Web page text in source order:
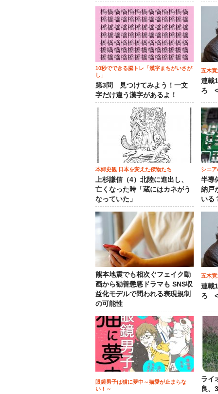
10秒でできる脳トレ「漢字まちがいさが
し」
第3問 見つけてみよう！一文
字だけ違う漢字があるよ！
五木寛
連載
ろ
本郷史観 日本を変えた傑物たち
上杉謙信（4）北陸に進出し、
亡くなった時「蔵にはカネがう
なっていた」
シニ
半導
納戸
いる
熊本地震でも相次ぐフェイク動
画から勧善懲悪ドラマも SNS収
益化モデルで問われる表現規制
の可能性
五木寛
連載
ろ
眼鏡男子は猫に夢中～猫愛が止まらな
い！～
ライ
良、